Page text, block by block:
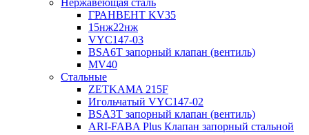
Нержавеющая сталь
ГРАНВЕНТ KV35
15нж22нж
VYC147-03
BSA6T запорный клапан (вентиль)
MV40
Стальные
ZETKAMA 215F
Игольчатый VYC147-02
BSA3T запорный клапан (вентиль)
ARI-FABA Plus Клапан запорный стальной